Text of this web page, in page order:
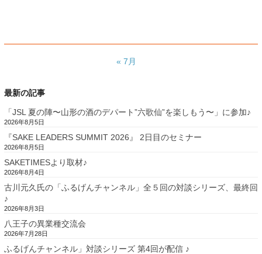
« 7月
最新の記事
「JSL 夏の陣〜山形の酒のデパート”六歌仙”を楽しもう〜」に参加♪
2026年8月5日
『SAKE LEADERS SUMMIT 2026』 2日目のセミナー
2026年8月5日
SAKETIMESより取材♪
2026年8月4日
古川元久氏の「ふるげんチャンネル」全５回の対談シリーズ、最終回
♪
2026年8月3日
八王子の異業種交流会
2026年7月28日
ふるげんチャンネル」対談シリーズ 第4回が配信 ♪